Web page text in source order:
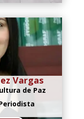
Vargas
de Paz